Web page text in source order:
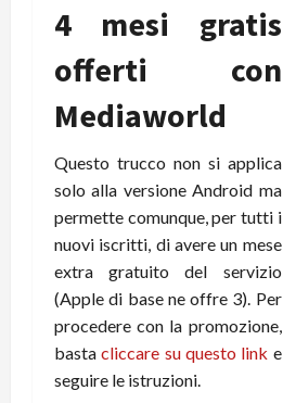
4 mesi gratis
offerti con
Mediaworld
Questo trucco non si applica
solo alla versione Android ma
permette comunque, per tutti i
nuovi iscritti, di avere un mese
extra gratuito del servizio
(Apple di base ne offre 3). Per
procedere con la promozione,
bastacliccare su questo link e
seguire le istruzioni.